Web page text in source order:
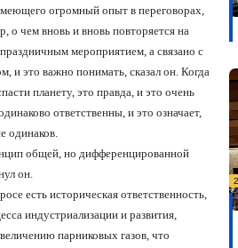
огромный опыт в переговорах,
о чем вновь и вновь повторяется на
мероприятием, а связано с
и это важно понимать, сказал он. Когда
планету, это правда, и это очень
ответственны, и это означает,
одинаков.
общей, но дифференцированной
он.
есть историческая ответственность,
индустриализации и развития,
парниковых газов, что